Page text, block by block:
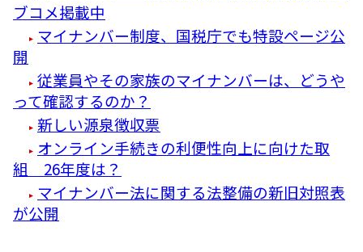
ブコメ掲載中
マイナンバー制度、国税庁でも特設ページ公
開
従業員やその家族のマイナンバーは、どうや
って確認するのか？
新しい源泉徴収票
オンライン手続きの利便性向上に向けた取
組 26年度は？
マイナンバー法に関する法整備の新旧対照表
が公開